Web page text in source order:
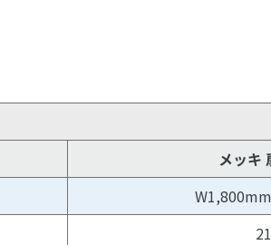
メッキ